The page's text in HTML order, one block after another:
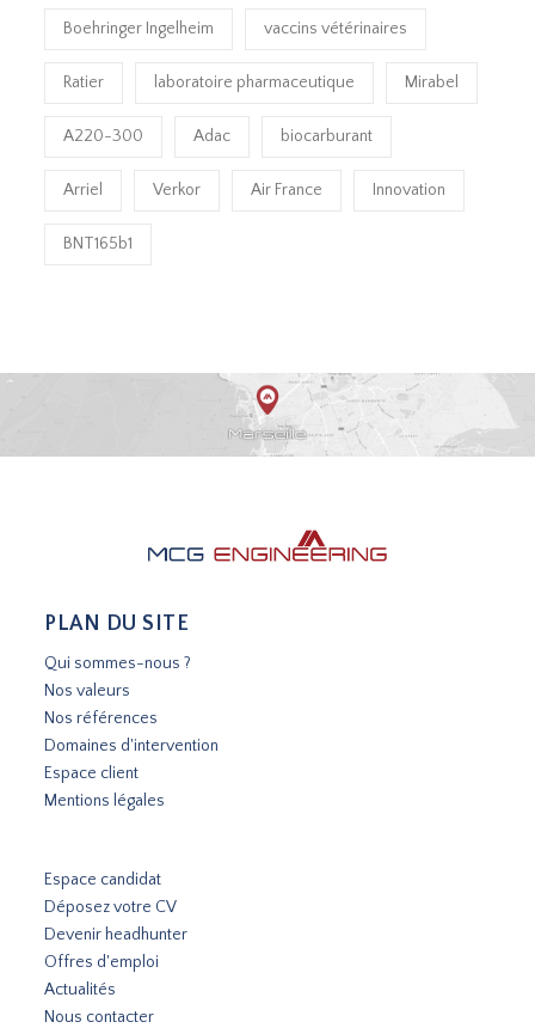
Boehringer Ingelheim vaccins vétérinaires
Ratier laboratoire pharmaceutique Mirabel
A220-300 Adac biocarburant
Arriel Verkor Air France Innovation
BNT165b1
PLAN DU SITE
Qui sommes-nous ?
Nos valeurs
Nos références
Domaines d'intervention
Espace client
Mentions légales
Espace candidat
Déposez votre CV
Devenir headhunter
Offres d'emploi
Actualités
Nous contacter